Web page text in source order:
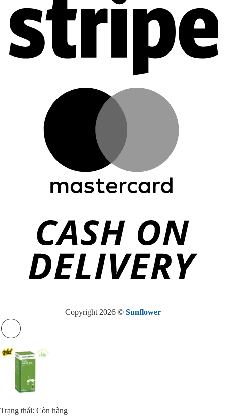
Copyright 2026 © Sunflower
Trạng thái: Còn hàng